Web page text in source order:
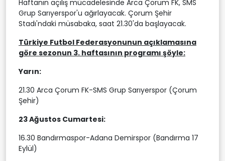
Haftanın açılış mücadelesinde Arca Çorum FK, SMS
Grup Sarıyerspor'u ağırlayacak. Çorum Şehir
Stadı'ndaki müsabaka, saat 21.30'da başlayacak.
Türkiye Futbol Federasyonunun açıklamasına
göre sezonun 3. haftasının programı şöyle:
Yarın:
21.30 Arca Çorum FK-SMS Grup Sarıyerspor (Çorum
Şehir)
23 Ağustos Cumartesi:
16.30 Bandırmaspor-Adana Demirspor (Bandırma 17
Eylül)